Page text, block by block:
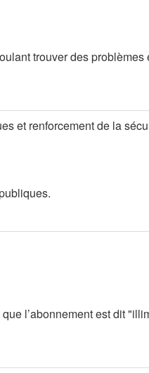
trouver des
et renforcement de la
l’abonnement est dit